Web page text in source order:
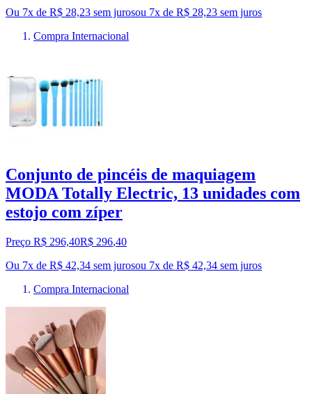
Ou 7x de R$ 28,23 sem jurosou 7x de R$ 28,23 sem juros
Compra Internacional
Conjunto de pincéis de maquiagem
MODA Totally Electric, 13 unidades com
estojo com zíper
Preço R$ 296,40R$ 296,40
Ou 7x de R$ 42,34 sem jurosou 7x de R$ 42,34 sem juros
Compra Internacional